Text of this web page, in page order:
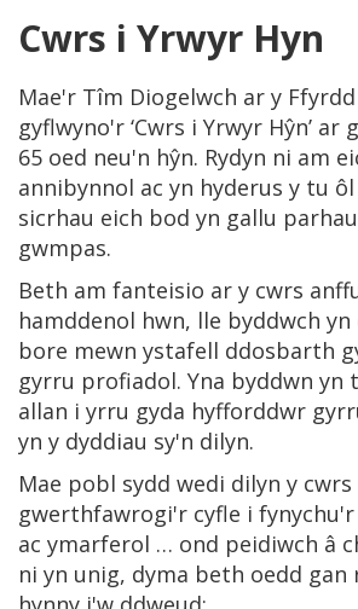
Cwrs i Yrwyr Hyn
Mae'r Tîm Diogelwch ar y
gyflwyno'r ‘Cwrs i Yrwyr Hŷn’ ar
65 oed neu'n hŷn. Rydyn ni am
annibynnol ac yn hyderus y tu
sicrhau eich bod yn gallu
gwmpas.
Beth am fanteisio ar y cwrs
hamddenol hwn, lle byddwch
bore mewn ystafell ddosbarth
gyrru profiadol. Yna byddwn yn
allan i yrru gyda hyfforddwr
yn y dyddiau sy'n dilyn.
Mae pobl sydd wedi dilyn y
gwerthfawrogi'r cyfle i
ac ymarferol … ond peidiwch â
ni yn unig, dyma beth oedd